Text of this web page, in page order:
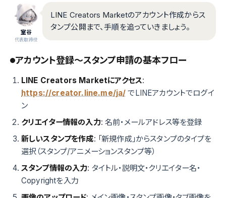
室谷
代表取締役
LINE Creators Marketのアカウント作成からス
タンプ公開まで、手順を追っていきましょう。
アカウント登録〜スタンプ申請の基本フロー
LINE Creators Marketにアクセス:
https://creator.line.me/ja/ でLINEアカウントでログイ
ン
クリエイター情報の入力: 名前・メールアドレス等を登録
新しいスタンプを作成: 「新規作成」からスタンプのタイプを
選択（スタンプ/アニメーションスタンプ等）
スタンプ情報の入力: タイトル・説明文・クリエイター名・
Copyrightを入力